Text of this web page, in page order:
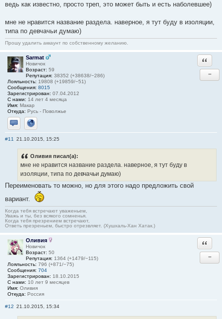
ведь как известно, просто треп, это может быть и есть наболевшее)
мне не нравится название раздела. наверное, я тут буду в изоляции,
типа по девчачьи думаю)
Прошу удалить аккаунт по собственному желанию.
Sarmat
Новичок
Возраст: 59
Репутация: 38352 (+38638/−286)
Лояльность: 19808 (+19859/−51)
Сообщения: 8015
Зарегистрирован: 07.04.2012
С нами: 14 лет 4 месяца
Имя: Макар
Откуда: Русь - Поволжье
Отправить личное сообщение
Сайт
−
#11 21.10.2015, 15:25
Оливия писал(а):
мне не нравится название раздела. наверное, я тут буду в
изоляции, типа по девчачьи думаю)
Переименовать то можно, но для этого надо предложить свой
вариант.
Когда тебя встречают уваженьем,
Уважь и ты, без всякого сомненья.
Когда тебя презрением встречают,
Ответь презреньем, быстро отрезвляет. (Хушхаль-Хан Хатак.)
Оливия
Новичок
Возраст: 50
Репутация: 1364 (+1479/−115)
Лояльность: 796 (+871/−75)
Сообщения: 704
Зарегистрирован: 18.10.2015
С нами: 10 лет 9 месяцев
Имя: Оливия
Откуда: Россия
−
#12 21.10.2015, 15:34